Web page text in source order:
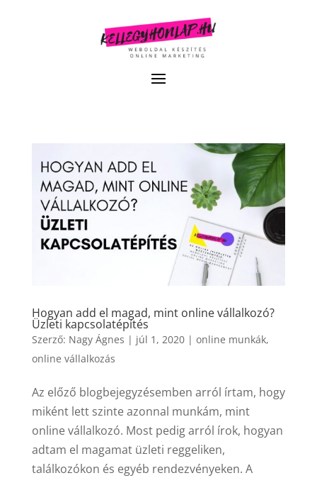
Hogyan add el magad, mint online vállalkozó?
Üzleti kapcsolatépítés
Szerző: Nagy Ágnes | júl 1, 2020| online munkák,
online vállalkozás
Az előző blogbejegyzésemben arról írtam, hogy
miként lett szinte azonnal munkám, mint
online vállalkozó. Most pedig arról írok, hogyan
adtam el magamat üzleti reggeliken,
találkozókon és egyéb rendezvényeken. A